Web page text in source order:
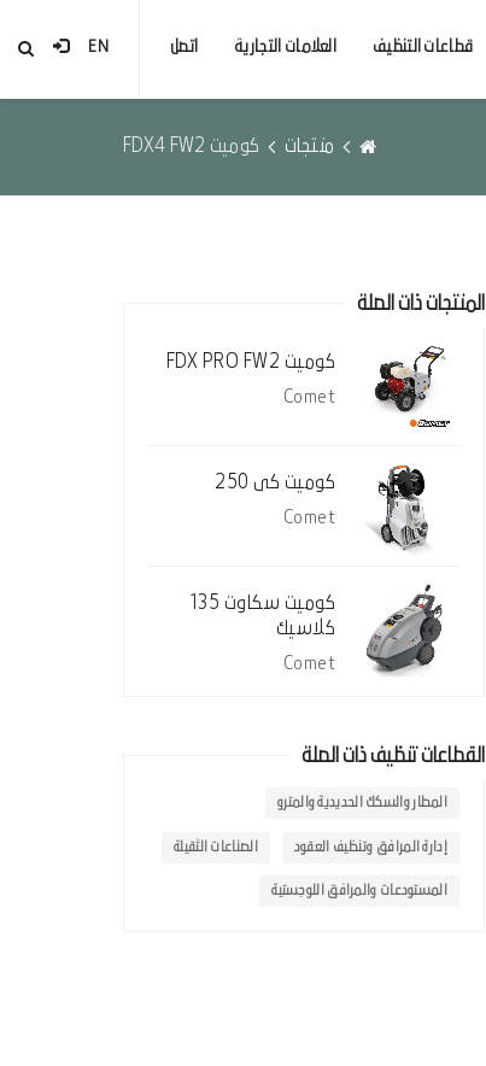
EN قطاعات التنظيف العلامات التجارية اتصل
منتجات كوميت FDX4 FW2
المنتجات ذات الصلة
كوميت FDX PRO FW2
Comet
كوميت كى 250
Comet
كوميت سكاوت 135
كلاسيك
Comet
القطاعات تنظيف ذات الصلة
المطار والسكك الحديدية والمترو
إدارة المرافق وتنظيف العقود الصناعات الثقيلة
المستودعات والمرافق اللوجستية